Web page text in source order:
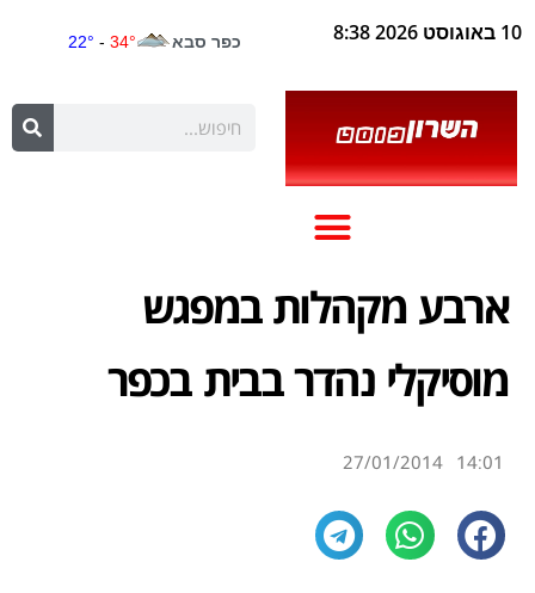
10 באוגוסט 2026 8:38
ארבע מקהלות במפגש
מוסיקלי נהדר בבית בכפר
14:01
27/01/2014